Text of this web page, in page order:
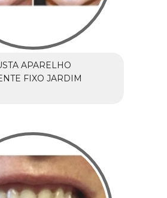
APARELHO
FIXO JARDIM